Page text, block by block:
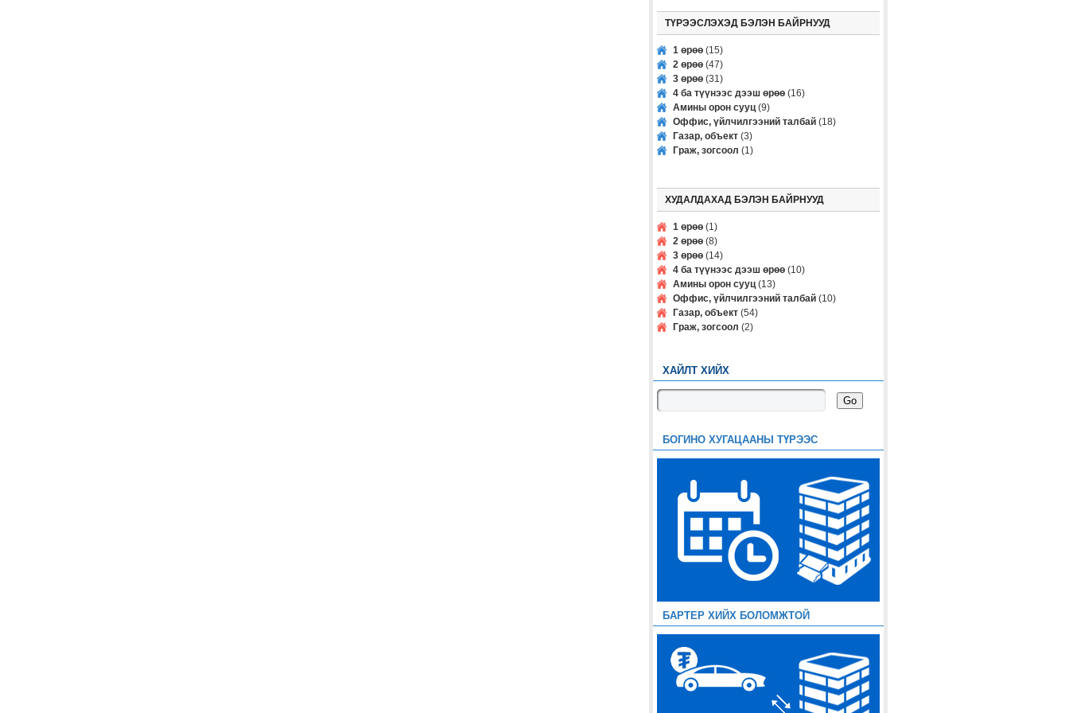
ТҮРЭЭСЛЭХЭД БЭЛЭН БАЙРНУУД
1 өрөө(15)
2 өрөө(47)
3 өрөө(31)
4 ба түүнээс дээш өрөө(16)
Амины орон сууц(9)
Оффис, үйлчилгээний талбай(18)
Газар, объект(3)
Граж, зогсоол (1)
ХУДАЛДАХАД БЭЛЭН БАЙРНУУД
1 өрөө(1)
2 өрөө(8)
3 өрөө(14)
4 ба түүнээс дээш өрөө(10)
Амины орон сууц(13)
Оффис, үйлчилгээний талбай(10)
Газар, объект(54)
Граж, зогсоол (2)
ХАЙЛТ ХИЙХ
БОГИНО ХУГАЦААНЫ ТҮРЭЭС
БАРТЕР ХИЙХ БОЛОМЖТОЙ